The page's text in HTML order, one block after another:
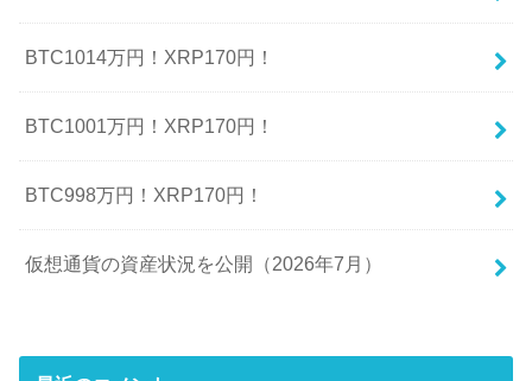
BTC1014万円！XRP170円！
BTC1001万円！XRP170円！
BTC998万円！XRP170円！
仮想通貨の資産状況を公開（2026年7月）